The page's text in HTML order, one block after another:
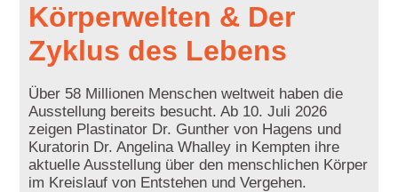
Körperwelten & Der
Zyklus des Lebens
Über 58 Millionen Menschen weltweit haben die
Ausstellung bereits besucht. Ab 10. Juli 2026
zeigen Plastinator Dr. Gunther von Hagens und
Kuratorin Dr. Angelina Whalley in Kempten ihre
aktuelle Ausstellung über den menschlichen Körper
im Kreislauf von Entstehen und Vergehen.